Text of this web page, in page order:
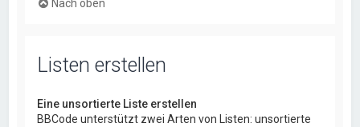
Nach oben
Listen erstellen
Eine unsortierte Liste erstellen
BBCode unterstützt zwei Arten von Listen: unsortierte